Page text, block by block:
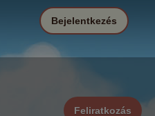
Feliratkozás
Bejelentkezés